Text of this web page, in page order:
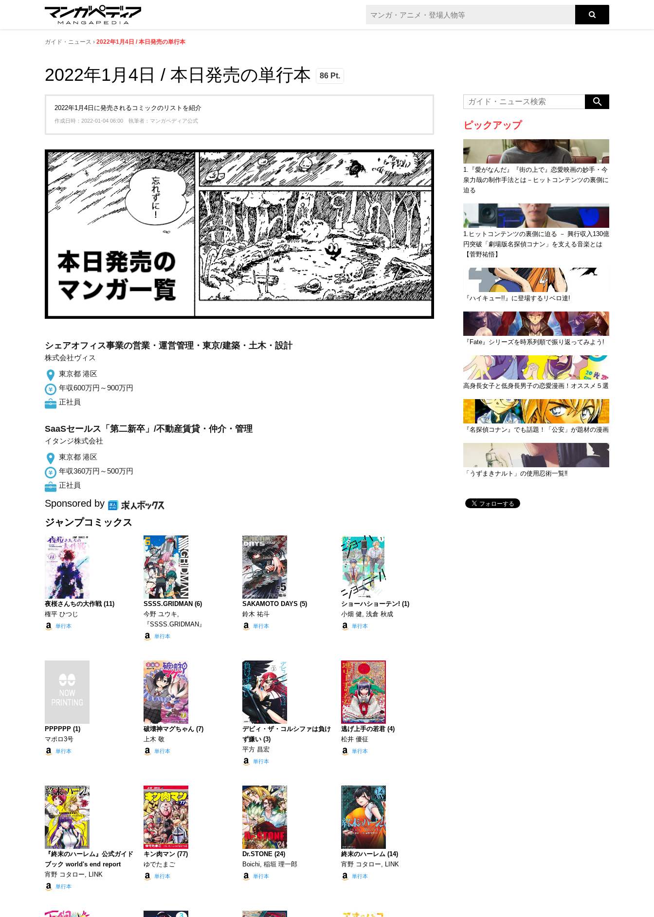
ガイド・ニュース 2022年1月4日 / 本日発売の単行本
2022年1月4日 / 本日発売の単行本 86 Pt.
2022年1月4日に発売されるコミックのリストを紹介
作成日時：2022-01-04 06:00 執筆者：マンガペディア公式
シェアオフィス事業の営業・運営管理・東京/建築・土木・設計
株式会社ヴィス
東京都 港区
年収600万円～900万円
正社員
SaaSセールス「第二新卒」/不動産賃貸・仲介・管理
イタンジ株式会社
東京都 港区
年収360万円～500万円
正社員
Sponsored by
ジャンプコミックス
夜桜さんちの大作戦 (11)
権平 ひつじ
単行本
SSSS.GRIDMAN (6)
今野 ユウキ,
『SSSS.GRIDMAN』
単行本
SAKAMOTO DAYS (5)
鈴木 祐斗
単行本
ショーハショーテン! (1)
小畑 健, 浅倉 秋成
単行本
PPPPPP (1)
マポロ3号
単行本
破壊神マグちゃん (7)
上木 敬
単行本
デビィ・ザ・コルシファは負け
ず嫌い (3)
平方 昌宏
単行本
逃げ上手の若君 (4)
松井 優征
単行本
『終末のハーレム』公式ガイド
ブック world's end report
宵野 コタロー, LINK
単行本
キン肉マン (77)
ゆでたまご
単行本
Dr.STONE (24)
Boichi, 稲垣 理一郎
単行本
終末のハーレム (14)
宵野 コタロー, LINK
単行本
ピックアップ
1.『愛がなんだ』『街の上で』恋愛映画の妙手・今
泉力哉の制作手法とは－ヒットコンテンツの裏側に
迫る
1.ヒットコンテンツの裏側に迫る － 興行収入130億
円突破「劇場版名探偵コナン」を支える音楽とは
【菅野祐悟】
『ハイキュー!!』に登場するリベロ達!
『Fate』シリーズを時系列順で振り返ってみよう!
高身長女子と低身長男子の恋愛漫画！オススメ５選
『名探偵コナン』でも話題！「公安」が題材の漫画
「うずまきナルト」の使用忍術一覧‼